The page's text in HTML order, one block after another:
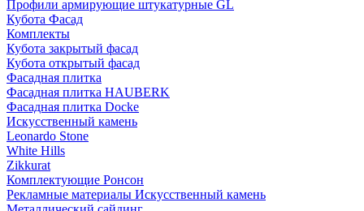
Профили армирующие штукатурные GL
Кубота Фасад
Комплекты
Кубота закрытый фасад
Кубота открытый фасад
Фасадная плитка
Фасадная плитка HAUBERK
Фасадная плитка Docke
Искусственный камень
Leonardo Stone
White Hills
Zikkurat
Комплектующие Ронсон
Рекламные материалы Искусственный камень